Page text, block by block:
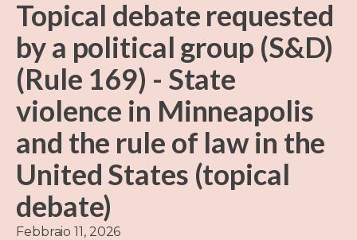
Topical debate requested
by a political group (S&D)
(Rule 169) - State
violence in Minneapolis
and the rule of law in the
United States (topical
debate)
Febbraio 11, 2026